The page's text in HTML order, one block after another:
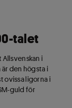
talet
i
den högsta i
ovissa ligorna i
guld för